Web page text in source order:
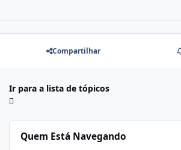
Compartilhar
Ir para a lista de tópicos
Quem Está Navegando